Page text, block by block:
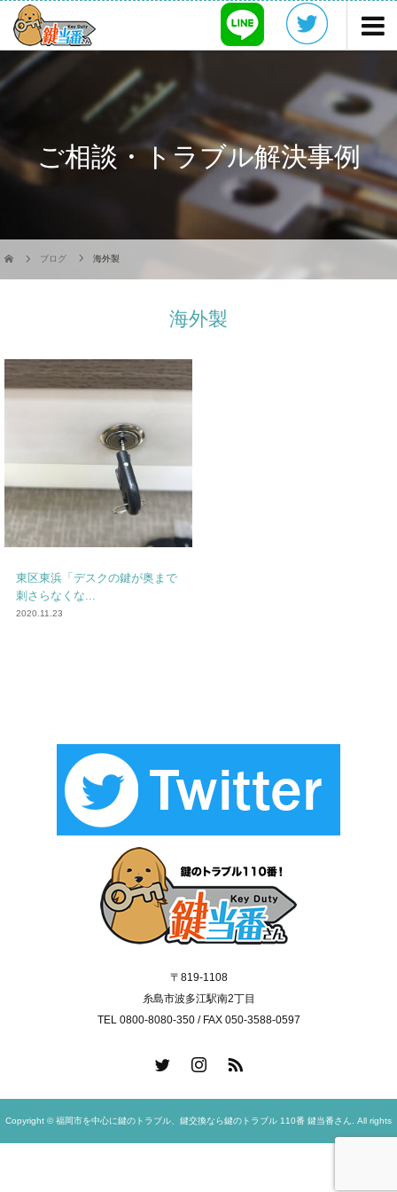
ご相談・トラブル解決事例
ブログ 海外製
海外製
東区東浜「デスクの鍵が奥まで
刺さらなくな...
2020.11.23
〒819-1108
糸島市波多江駅南2丁目
TEL 0800-8080-350 / FAX 050-3588-0597
Copyright © 福岡市を中心に鍵のトラブル、鍵交換なら鍵のトラブル 110番 鍵当番さん. All rights